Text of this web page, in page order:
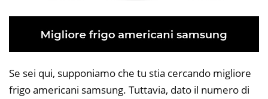
Se sei qui, supponiamo che tu stia cercando migliore
frigo americani samsung. Tuttavia, dato il numero di